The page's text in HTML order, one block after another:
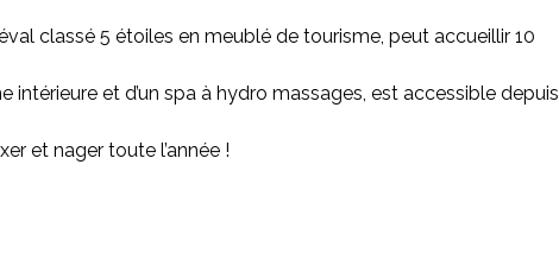
classé 5 étoiles en meublé de tourisme, peut accueillir 10
intérieure et d’un spa à hydro massages, est accessible depuis
et nager toute l’année !